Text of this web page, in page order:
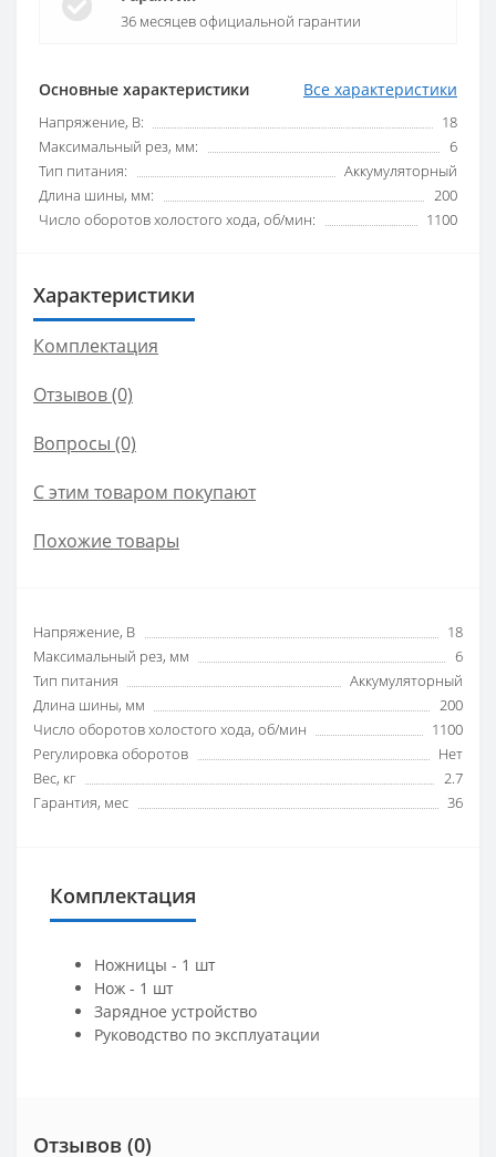
Основные характеристики Все характеристики
Напряжение, В:
18
Максимальный рез, мм:
6
Тип питания:
Аккумуляторный
Длина шины, мм:
200
Число оборотов холостого хода, об/мин:
1100
36 месяцев официальной гарантии
Характеристики
Комплектация
Отзывов (0)
Вопросы (0)
С этим товаром покупают
Похожие товары
Напряжение, В
18
Максимальный рез, мм
6
Тип питания
Аккумуляторный
Длина шины, мм
200
Число оборотов холостого хода, об/мин
1100
Регулировка оборотов
Нет
Вес, кг
2.7
Гарантия, мес
36
Комплектация
Ножницы - 1 шт
Нож - 1 шт
Зарядное устройство
Руководство по эксплуатации
Отзывов (0)